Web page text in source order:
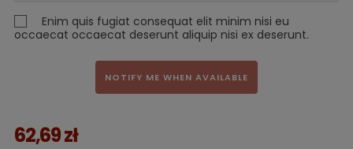
Enim quis fugiat consequat elit minim nisi eu
occaecat occaecat deserunt aliquip nisi ex deserunt.
NOTIFY ME WHEN AVAILABLE
62,69 zł